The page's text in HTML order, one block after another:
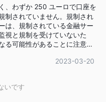
、規制なしで運営されていま
監督の欠如により、クライ
あります。
告によると、MCGの公式ウ
げかけることがあります。
、わずか 250 ユーロで口座を
制されていません。規制され
は、規制されている金融サー
視と規制を受けていないた
る可能性があることに注意し
2023-03-20
いです